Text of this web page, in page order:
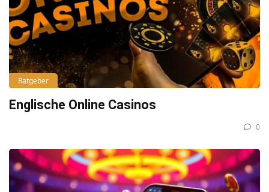
Ratgeber
Englische Online Casinos
0